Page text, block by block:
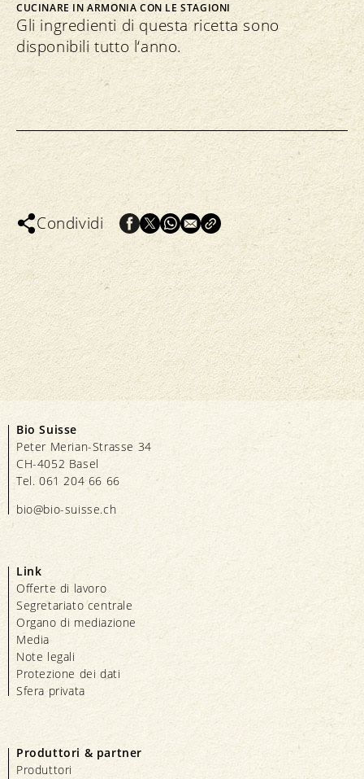
CUCINARE IN ARMONIA CON LE STAGIONI
Gli ingredienti di questa ricetta sono
disponibili tutto l‘anno.
Condividi
Bio Suisse
Peter Merian-Strasse 34
CH-4052 Basel
Tel. 061 204 66 66
bio@bio-suisse.ch
Link
Offerte di lavoro
Segretariato centrale
Organo di mediazione
Media
Note legali
Protezione dei dati
Sfera privata
Produttori & partner
Produttori